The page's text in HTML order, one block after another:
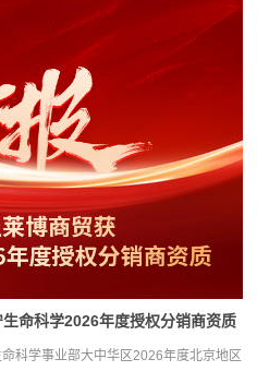
命科学2026年度授权分销商资质
科学事业部大中华区2026年度北京地区